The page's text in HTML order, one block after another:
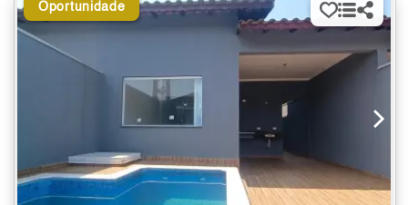
Oportunidade